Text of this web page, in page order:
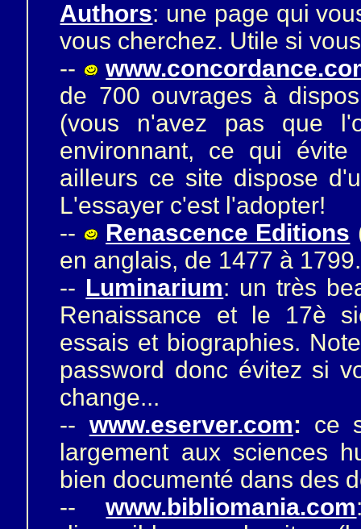
Authors: une page qui
vous cherchez. Utile si
--
de 700 ouvrages à
(vous n'avez pas que
environnant, ce qui évite
ailleurs ce site dispose
L'essayer c'est l'adopter!
--
Renascence Editions
en anglais, de 1477 à 1799.
-- Luminarium: un très
Renaissance et le 17è
essais et biographies.
password donc évitez si
change...
-- www.eserver.com: ce
largement aux sciences
bien documenté dans des
--www.bibliomania.com